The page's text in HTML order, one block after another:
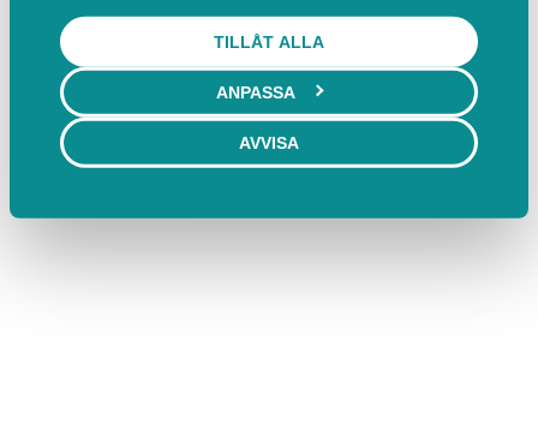
TILLÅT ALLA
ANPASSA
AVVISA